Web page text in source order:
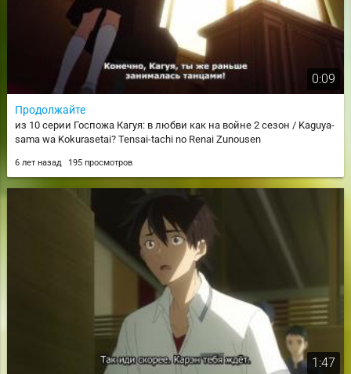
0:09
Продолжайте
из 10 серии Госпожа Кагуя: в любви как на войне 2 сезон / Kaguya-
sama wa Kokurasetai? Tensai-tachi no Renai Zunousen
6 лет назад 195 просмотров
1:47